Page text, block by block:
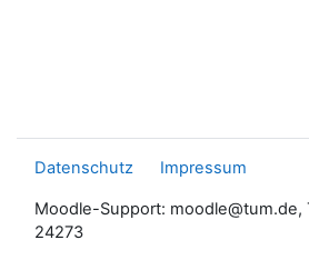
Datenschutz Impressum
Moodle-Support:
24273